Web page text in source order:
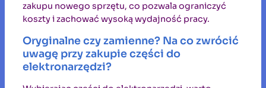
zakupu nowego sprzętu, co pozwala ograniczyć
koszty i zachować wysoką wydajność pracy.
Oryginalne czy zamienne? Na co zwrócić
uwagę przy zakupie części do
elektronarzędzi?